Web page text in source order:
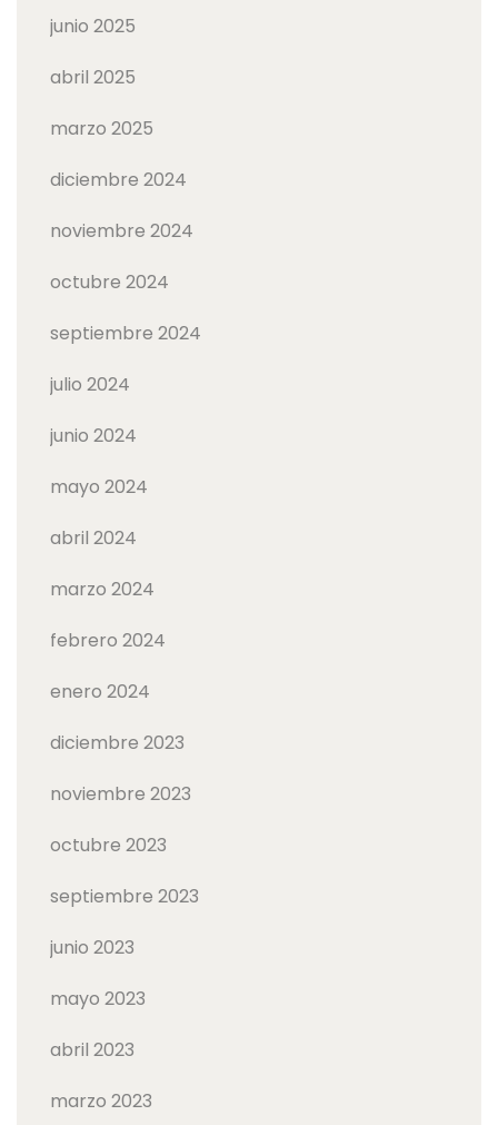
junio 2025
abril 2025
marzo 2025
diciembre 2024
noviembre 2024
octubre 2024
septiembre 2024
julio 2024
junio 2024
mayo 2024
abril 2024
marzo 2024
febrero 2024
enero 2024
diciembre 2023
noviembre 2023
octubre 2023
septiembre 2023
junio 2023
mayo 2023
abril 2023
marzo 2023